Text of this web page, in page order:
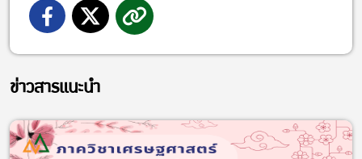
ข่าวสารแนะนำ